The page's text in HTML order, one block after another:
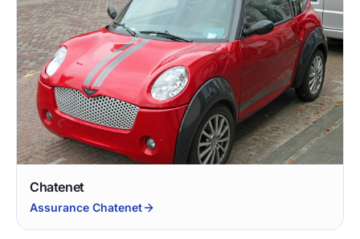
Chatenet
Assurance Chatenet